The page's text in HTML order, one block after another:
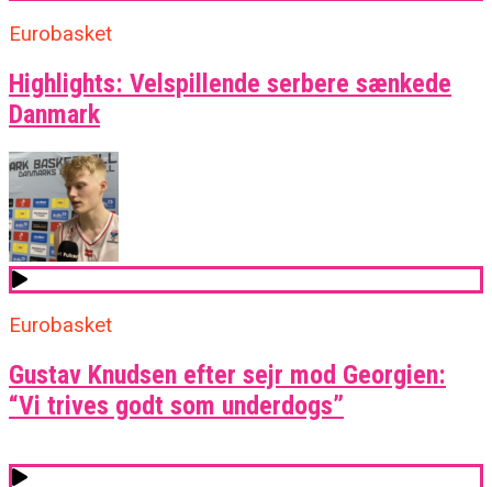
Eurobasket
Highlights: Velspillende serbere sænkede
Danmark
Eurobasket
Gustav Knudsen efter sejr mod Georgien:
“Vi trives godt som underdogs”